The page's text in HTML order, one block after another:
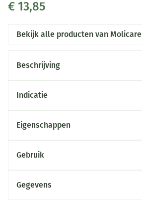
€ 13,85
Bekijk alle producten van Molicare
Beschrijving
Indicatie
Eigenschappen
Gebruik
Gegevens